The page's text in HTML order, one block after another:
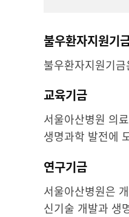
불우환자지원기
불우환자지원기
교육기금
서울아산병원 의
생명과학 발전에
연구기금
서울아산병원은
신기술 개발과 생